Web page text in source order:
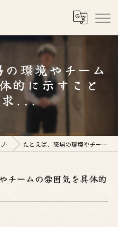
環境やチーム
的に示すこと
求...
ブログ たとえば、職場の環境やチームの雰囲気を具体的に示すことで、求...
チームの雰囲気を具体的